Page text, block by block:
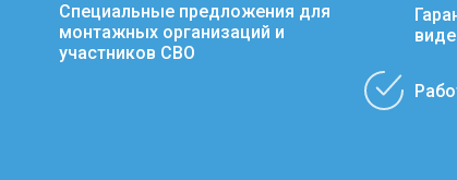
Специальные предложения для
монтажных организаций и
участников СВО